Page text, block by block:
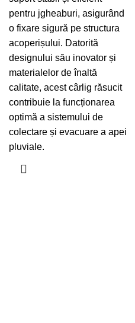
pentru jgheaburi, asigurând
o fixare sigură pe structura
acoperișului. Datorită
designului său inovator și
materialelor de înaltă
calitate, acest cârlig răsucit
contribuie la funcționarea
optimă a sistemului de
colectare și evacuare a apei
pluviale.